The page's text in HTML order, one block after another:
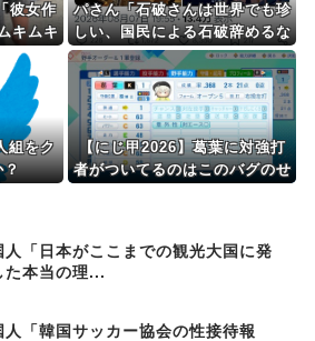
彼女作
キムキ
結果ｗ
パさん「石破さんは世界でも珍
しい、国民による石破辞めるな
デモが自然発生した総理大臣で
す」
組をク
？
【にじ甲2026】葛葉に対強打
者がついてるのはこのバグのせ
人「日本がここまでの観光大国に発
た本当の理...
人「韓国サッカー協会の性接待報